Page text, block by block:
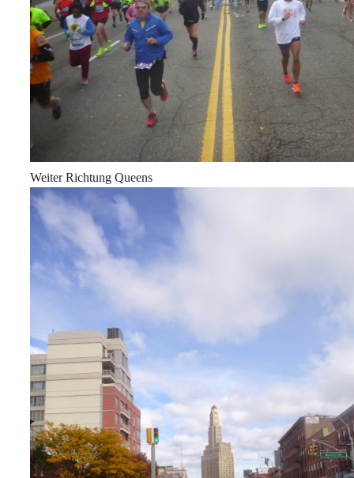
Weiter Richtung Queens